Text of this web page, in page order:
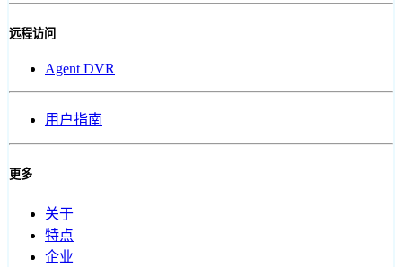
远程访问
Agent DVR
用户指南
更多
关于
特点
企业